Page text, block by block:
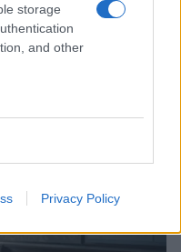
storage
and other
Privacy Policy
recensione e